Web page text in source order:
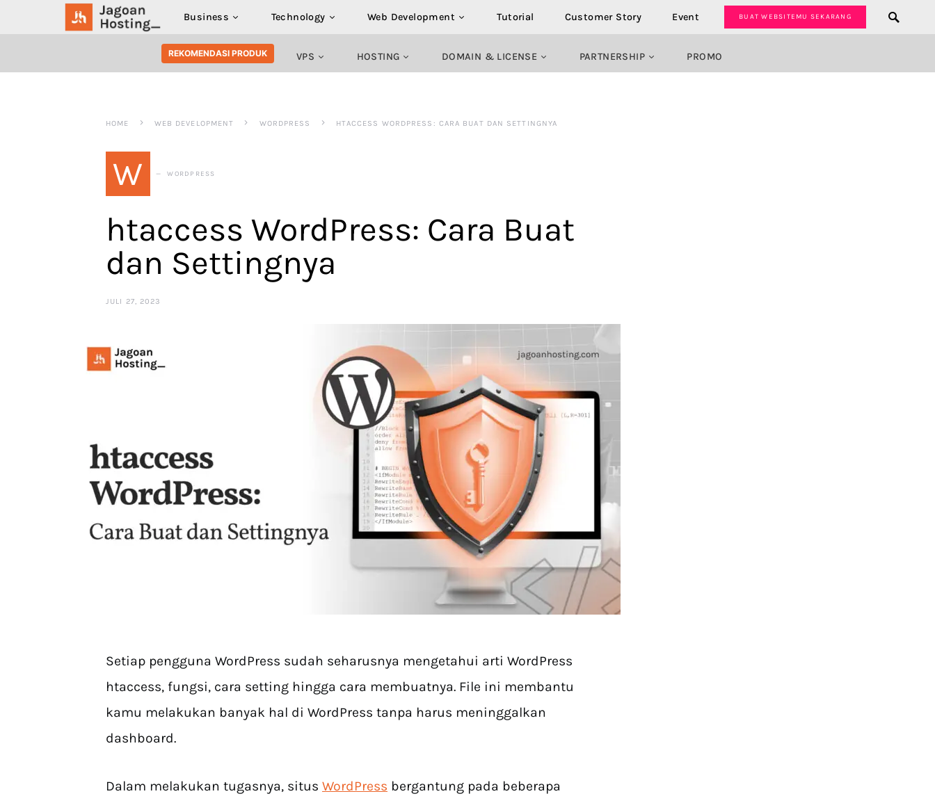
Business Technology Web Development Tutorial Customer Story Event BUAT WEBSITEMU SEKARANG
SEARCH FOR:
REKOMENDASI PRODUK VPS HOSTING DOMAIN & LICENSE PARTNERSHIP PROMO
HOME WEB DEVELOPMENT WORDPRESS HTACCESS WORDPRESS: CARA BUAT DAN SETTINGNYA
W WORDPRESS
htaccess WordPress: Cara Buat
dan Settingnya
JULI 27, 2023
Setiap pengguna WordPress sudah seharusnya mengetahui arti WordPress
htaccess, fungsi, cara setting hingga cara membuatnya. File ini membantu
kamu melakukan banyak hal di WordPress tanpa harus meninggalkan
dashboard.
Dalam melakukan tugasnya, situs WordPress bergantung pada beberapa